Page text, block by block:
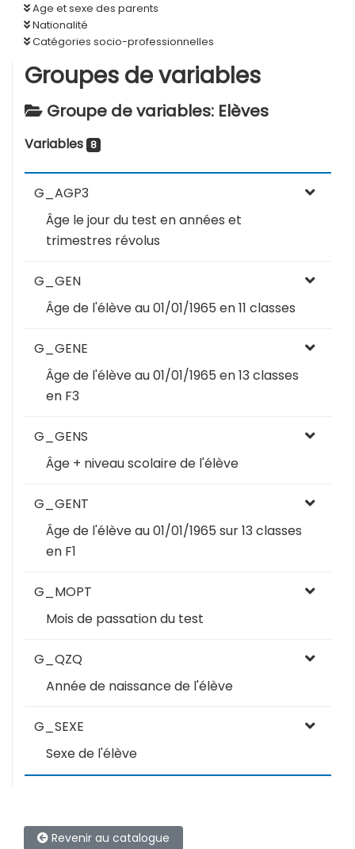
Age et sexe des parents
Nationalité
Catégories socio-professionnelles
Groupes de variables
Groupe de variables: Elèves
Variables 8
G_AGP3
Âge le jour du test en années et
trimestres révolus
G_GEN
Âge de l'élève au 01/01/1965 en 11 classes
G_GENE
Âge de l'élève au 01/01/1965 en 13 classes
en F3
G_GENS
Âge + niveau scolaire de l'élève
G_GENT
Âge de l'élève au 01/01/1965 sur 13 classes
en F1
G_MOPT
Mois de passation du test
G_QZQ
Année de naissance de l'élève
G_SEXE
Sexe de l'élève
Revenir au catalogue